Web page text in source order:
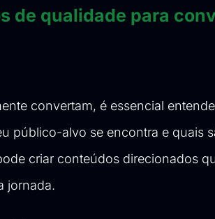
de qualidade para
convertam, é essencial
público-alvo se encontra e quais
criar conteúdos direcionados
jornada.